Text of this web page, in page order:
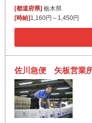
[都道府県]栃木県
[時給]1,160円～1,450円